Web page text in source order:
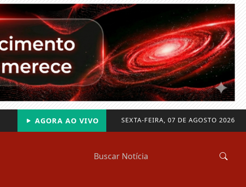
SEXTA-FEIRA, 07 DE AGOSTO 2026
AGORA AO VIVO